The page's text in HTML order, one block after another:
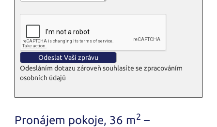
Odesláním dotazu zároveň souhlasíte se zpracováním
osobních údajů
Pronájem pokoje, 36 m2 –